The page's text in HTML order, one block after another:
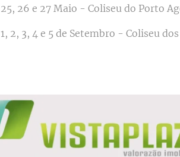
25, 26 e 27 Maio - Coliseu do Porto
1, 2, 3, 4 e 5 de Setembro - Coliseu